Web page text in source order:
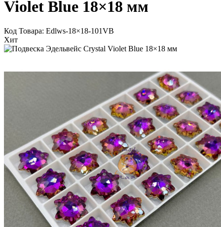
Violet Blue 18×18 мм
Код Товара: Edlws-18×18-101VB
Хит